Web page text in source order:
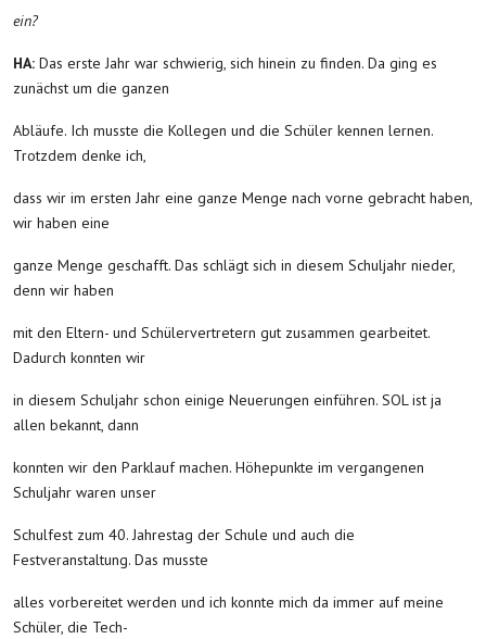
ein?
HA: Das erste Jahr war schwierig, sich hinein zu finden. Da ging es
zunächst um die ganzen
Abläufe. Ich musste die Kollegen und die Schüler kennen lernen.
Trotzdem denke ich,
dass wir im ersten Jahr eine ganze Menge nach vorne gebracht haben,
wir haben eine
ganze Menge geschafft. Das schlägt sich in diesem Schuljahr nieder,
denn wir haben
mit den Eltern- und Schülervertretern gut zusammen gearbeitet.
Dadurch konnten wir
in diesem Schuljahr schon einige Neuerungen einführen. SOL ist ja
allen bekannt, dann
konnten wir den Parklauf machen. Höhepunkte im vergangenen
Schuljahr waren unser
Schulfest zum 40. Jahrestag der Schule und auch die
Festveranstaltung. Das musste
alles vorbereitet werden und ich konnte mich da immer auf meine
Schüler, die Tech-